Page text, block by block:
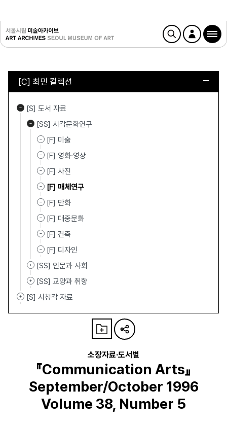
[C] 최민 컬렉션
[S] 도서 자료
[SS] 시각문화연구
[F] 미술
[F] 영화·영상
[F] 사진
[F] 매체연구
[F] 만화
[F] 대중문화
[F] 건축
[F] 디자인
[SS] 인문과 사회
[SS] 교양과 취향
[S] 시청각 자료
소장자료·도서별
『Communication Arts』
September/October 1996
Volume 38, Number 5